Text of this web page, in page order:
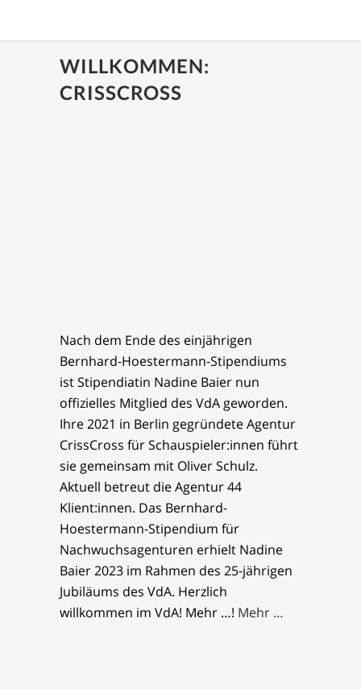
WILLKOMMEN:
CRISSCROSS
Nach dem Ende des einjährigen
Bernhard-Hoestermann-Stipendiums
ist Stipendiatin Nadine Baier nun
offizielles Mitglied des VdA geworden.
Ihre 2021 in Berlin gegründete Agentur
CrissCross für Schauspieler:innen führt
sie gemeinsam mit Oliver Schulz.
Aktuell betreut die Agentur 44
Klient:innen. Das Bernhard-
Hoestermann-Stipendium für
Nachwuchsagenturen erhielt Nadine
Baier 2023 im Rahmen des 25-jährigen
Jubiläums des VdA. Herzlich
willkommen im VdA! Mehr …! Mehr …